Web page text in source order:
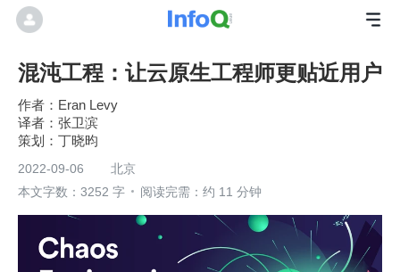
混沌工程：让云原生工程师更贴近用户
Eran Levy
张卫滨
丁晓昀
2022-09-06
北京
本文字数：3252 字
阅读完需：约 11 分钟